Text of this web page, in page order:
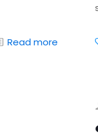
Read more